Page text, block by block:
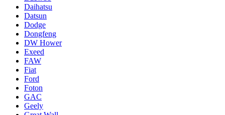
Daihatsu
Datsun
Dodge
Dongfeng
DW Hower
Exeed
FAW
Fiat
Ford
Foton
GAC
Geely